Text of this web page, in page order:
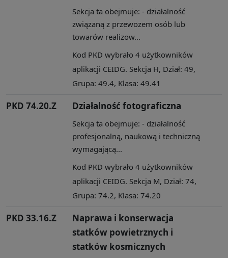
Sekcja ta obejmuje: - działalność
związaną z przewozem osób lub
towarów realizow...
Kod PKD wybrało 4 użytkowników
aplikacji CEIDG. Sekcja H, Dział: 49,
Grupa: 49.4, Klasa: 49.41
PKD 74.20.Z Działalność fotograficzna
Sekcja ta obejmuje: - działalność
profesjonalną, naukową i techniczną
wymagającą...
Kod PKD wybrało 4 użytkowników
aplikacji CEIDG. Sekcja M, Dział: 74,
Grupa: 74.2, Klasa: 74.20
PKD 33.16.Z
Naprawa i konserwacja
statków powietrznych i
statków kosmicznych